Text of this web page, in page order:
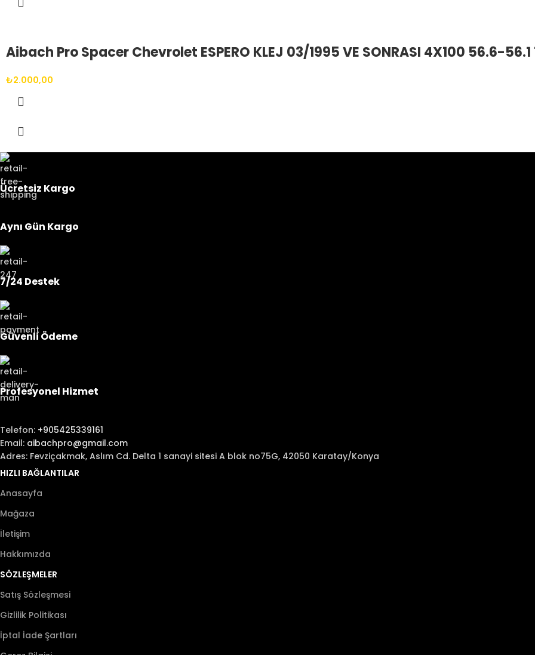
Aibach Pro Spacer Chevrolet ESPERO KLEJ 03/1995 VE SONRASI 4X100 56.6-56.1
₺2.000,00
Ücretsiz Kargo
Aynı Gün Kargo
7/24 Destek
Güvenli Ödeme
Profesyonel Hizmet
Telefon: +905425339161
Email: aibachpro@gmail.com
Adres: Fevziçakmak, Aslım Cd. Delta 1 sanayi sitesi A blok no75G, 42050 Karatay/Konya
HIZLI BAĞLANTILAR
Anasayfa
Mağaza
İletişim
Hakkımızda
SÖZLEŞMELER
Satış Sözleşmesi
Gizlilik Politikası
İptal İade Şartları